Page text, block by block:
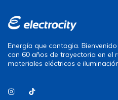
Energía que contagia.
con 60 años de trayectoria en el
materiales eléctricos e